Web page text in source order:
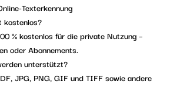
Texterkennung
% kostenlos für die private Nutzung –
oder Abonnements.
unterstützt?
JPG, PNG, GIF und TIFFsowie andere